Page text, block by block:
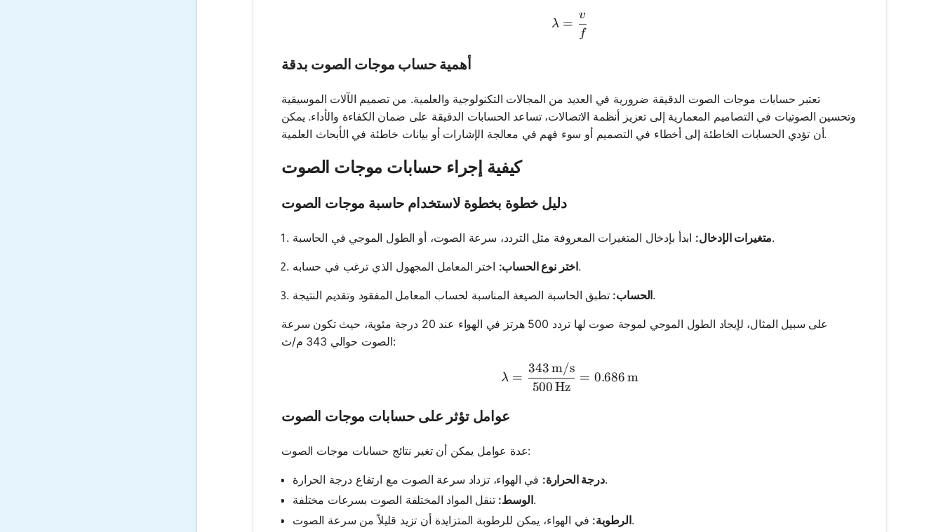
\lambda = \frac{v}{f}
λ =
f
v
أهمية حساب موجات الصوت بدقة
تعتبر حسابات موجات الصوت الدقيقة ضرورية في العديد من المجالات التكنولوجية والعلمية. من تصميم الآلات الموسيقية
وتحسين الصوتيات في التصاميم المعمارية إلى تعزيز أنظمة الاتصالات، تساعد الحسابات الدقيقة على ضمان الكفاءة والأداء. يمكن
أن تؤدي الحسابات الخاطئة إلى أخطاء في التصميم أو سوء فهم في معالجة الإشارات أو بيانات خاطئة في الأبحاث العلمية.
كيفية إجراء حسابات موجات الصوت
دليل خطوة بخطوة لاستخدام حاسبة موجات الصوت
متغيرات الإدخال:ابدأ بإدخال المتغيرات المعروفة مثل التردد، سرعة الصوت، أو الطول الموجي في الحاسبة.
اختر نوع الحساب:اختر المعامل المجهول الذي ترغب في حسابه.
الحساب:تطبق الحاسبة الصيغة المناسبة لحساب المعامل المفقود وتقديم النتيجة.
على سبيل المثال، لإيجاد الطول الموجي لموجة صوت لها تردد 500 هرتز في الهواء عند 20 درجة مئوية، حيث تكون سرعة
الصوت حوالي 343 م/ث:
\lambda = \frac{343 \, \text{m/s}}{500 \, \text{Hz}} =
λ =
500Hz
343m/s
= 0.686m
عوامل تؤثر على حسابات موجات الصوت
عدة عوامل يمكن أن تغير نتائج حسابات موجات الصوت:
درجة الحرارة:في الهواء، تزداد سرعة الصوت مع ارتفاع درجة الحرارة.
الوسط:تنقل المواد المختلفة الصوت بسرعات مختلفة.
الرطوبة:في الهواء، يمكن للرطوبة المتزايدة أن تزيد قليلاً من سرعة الصوت.